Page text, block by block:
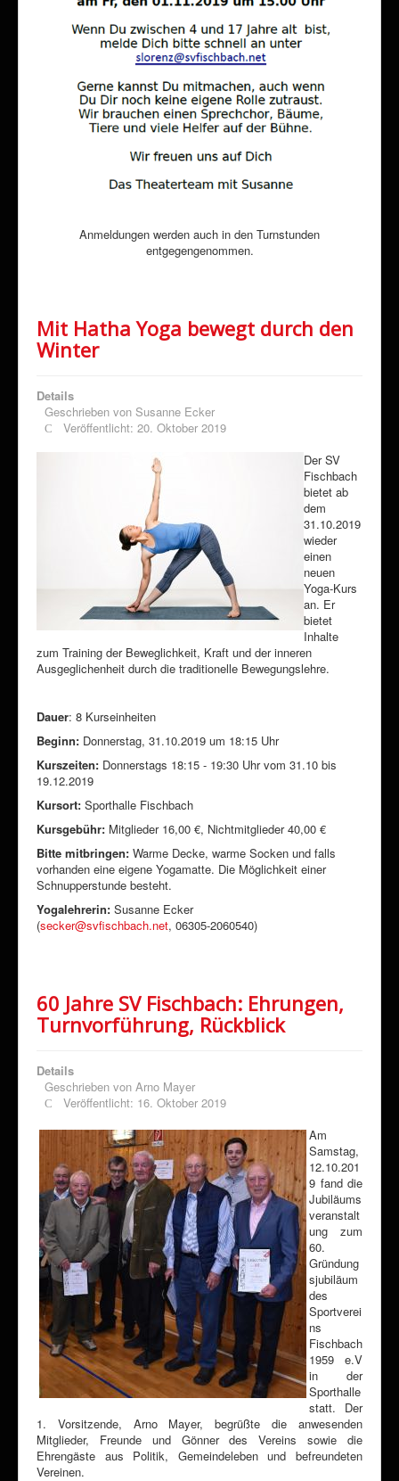
Anmeldungen werden auch in den Turnstunden
entgegengenommen.
Mit Hatha Yoga bewegt durch den
Winter
Details
Geschrieben von Susanne Ecker
Veröffentlicht: 20. Oktober 2019
Der SV
Fischbach
bietet ab
dem
31.10.2019
wieder
einen
neuen
Yoga-Kurs
an. Er
bietet
Inhalte
zum Training der Beweglichkeit, Kraft und der inneren
Ausgeglichenheit durch die traditionelle Bewegungslehre.
Dauer: 8 Kurseinheiten
Beginn: Donnerstag, 31.10.2019 um 18:15 Uhr
Kurszeiten: Donnerstags 18:15 - 19:30 Uhr vom 31.10 bis
19.12.2019
Kursort: Sporthalle Fischbach
Kursgebühr: Mitglieder 16,00 €, Nichtmitglieder 40,00 €
Bitte mitbringen: Warme Decke, warme Socken und falls
vorhanden eine eigene Yogamatte. Die Möglichkeit einer
Schnupperstunde besteht.
Yogalehrerin: Susanne Ecker
(secker@svfischbach.net, 06305-2060540)
60 Jahre SV Fischbach: Ehrungen,
Turnvorführung, Rückblick
Details
Geschrieben von Arno Mayer
Veröffentlicht: 16. Oktober 2019
Am
Samstag,
12.10.201
9 fand die
Jubiläums
veranstalt
ung zum
60.
Gründung
sjubiläum
des
Sportverei
ns
Fischbach
1959 e.V
in der
Sporthalle
statt. Der
1. Vorsitzende, Arno Mayer, begrüßte die anwesenden
Mitglieder, Freunde und Gönner des Vereins sowie die
Ehrengäste aus Politik, Gemeindeleben und befreundeten
Vereinen.